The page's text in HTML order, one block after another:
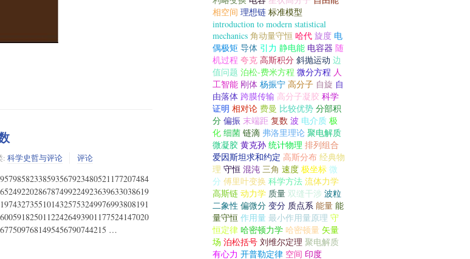
: 科学史哲与评论 评论
…
相空间 理想链 标准模型
introduction to modern statistical
mechanics 角动量守恒 哈代 旋度 电
偶极矩 导体 引力 静电能 电容器 随
机过程 夸克 高斯积分 斜抛运动 边
值问题 泊松-费米方程 微分方程 人
工智能 刚体 杨振宁 高分子 自旋 自
由落体 跨膜传输 高分子凝胶 科学
证明 相对论 费曼 比较优势 分部积
分 偏振 末端距 复数 波 电介质 极
化 细菌 链滴 弗洛里理论 聚电解质
微凝胶 黄克孙 统计物理 排列组合
爱因斯坦求和约定 高斯分布 经典物
理 守恒 混沌 三角 速度 极坐标 微
分 傅里叶变换 科学方法 流体力学
高斯链 动力学 质量 双缝干涉 波粒
二象性 偏微分 变分 质点系 能量 能
量守恒 作用量 最小作用量原理 守
恒定律 哈密顿力学 哈密顿量 矢量
场 泊松括号 刘维尔定理 聚电解质
有心力 开普勒定律 空间 印度